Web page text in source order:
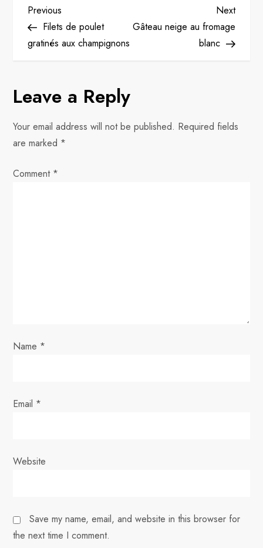
P
o
t
n
a
v
o
Previous
Post
Previous
Filets de poulet
gratinés aux champignons
Next
Post
Next
Gâteau neige au fromage
blanc
Leave a Reply
Your email address will not be published. Required fields
are marked *
Comment *
Name *
Email *
Website
Save my name, email, and website in this browser for
the next time I comment.